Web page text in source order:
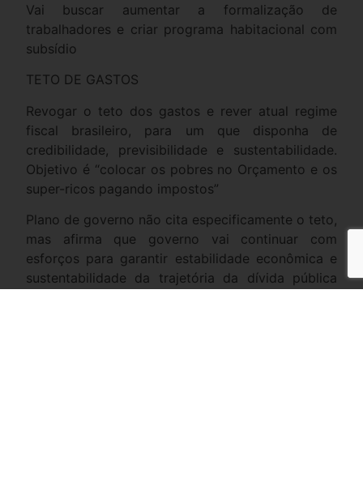
Vai buscar aumentar a formalização de
trabalhadores e criar programa habitacional com
subsídio
TETO DE GASTOS
Revogar o teto dos gastos e rever atual regime
fiscal brasileiro, para um que disponha de
credibilidade, previsibilidade e sustentabilidade.
Objetivo é “colocar os pobres no Orçamento e os
super-ricos pagando impostos”
Plano de governo não cita especificamente o teto,
mas afirma que governo vai continuar com
esforços para garantir estabilidade econômica e
sustentabilidade da trajetória da dívida pública